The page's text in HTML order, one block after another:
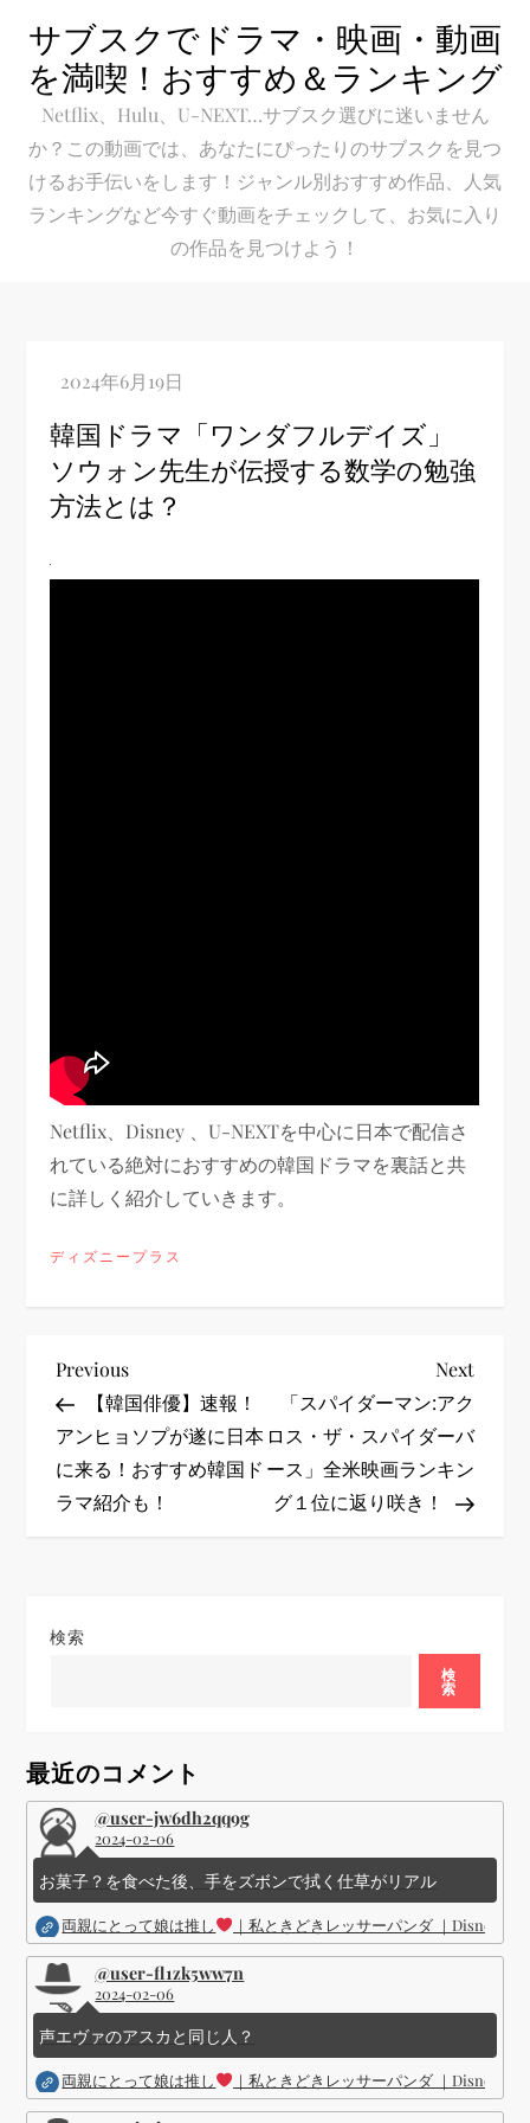
content
サブスクでドラマ・映画・動画
を満喫！おすすめ＆ランキング
Netflix、Hulu、U-NEXT…サブスク選びに迷いません
か？この動画では、あなたにぴったりのサブスクを見つ
けるお手伝いをします！ジャンル別おすすめ作品、人気
ランキングなど今すぐ動画をチェックして、お気に入り
の作品を見つけよう！
韓国ドラマ「ワンダフルデイズ」
ソウォン先生が伝授する数学の勉強
方法とは？
Netflix、Disney 、U-NEXTを中心に日本で配信さ
れている絶対におすすめの韓国ドラマを裏話と共
に詳しく紹介していきます。
ディズニープラス
投
稿
ナ
ー
ョ
ン
Previous
Post
Previous
【韓国俳優】速報！
アンヒョソプが遂に日本
に来る！おすすめ韓国ド
ラマ紹介も！
Next
Next
「スパイダーマン:アク
ロス・ザ・スパイダーバ
ース」全米映画ランキン
グ１位に返り咲き！
検索
検
索
最近のコメント
@user-jw6dh2qq9g
2024-02-06
お菓子？を食べた後、手をズボンで拭く仕草がリアル
両親にとって娘は推し ｜私ときどきレッサーパンダ ｜Disney (
@user-fl1zk5ww7n
2024-02-06
声エヴァのアスカと同じ人？
両親にとって娘は推し ｜私ときどきレッサーパンダ ｜Disney (